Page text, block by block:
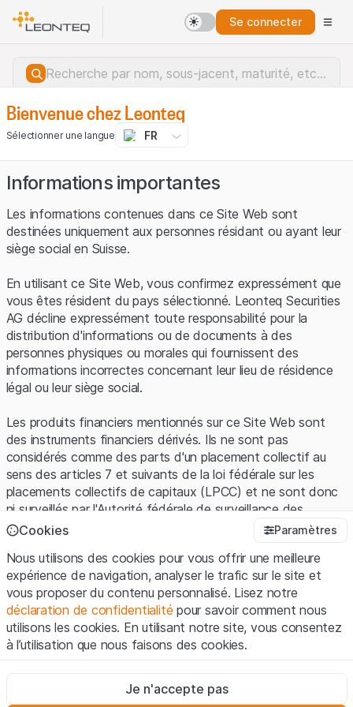
Se connecter
Erreur du serveur.
Bienvenue chez Leonteq
Sélectionner une langue FR
Informations importantes
Les informations contenues dans ce Site Web sont
destinées uniquement aux personnes résidant ou ayant leur
siège social en Suisse.
En utilisant ce Site Web, vous confirmez expressément que
vous êtes résident du pays sélectionné. Leonteq Securities
AG décline expressément toute responsabilité pour la
distribution d'informations ou de documents à des
personnes physiques ou morales qui fournissent des
informations incorrectes concernant leur lieu de résidence
légal ou leur siège social.
Les produits financiers mentionnés sur ce Site Web sont
des instruments financiers dérivés. Ils ne sont pas
considérés comme des parts d'un placement collectif au
sens des articles 7 et suivants de la loi fédérale sur les
placements collectifs de capitaux (LPCC) et ne sont donc
ni surveillés par l'Autorité fédérale de surveillance des
marchés financiers (FINMA) ni enregistrés auprès de la
protection spécifique des investisseurs prévue par la LPCC.
Conditions d'utilisation et informations juridiques
En utilisant le Site Web de Leonteq Securities AG (ci-après
"Site Web"), vous confirmez que vous avez compris et que
vous acceptez les informations juridiques, les notes
vous n'acceptez pas les Conditions d'utilisation, veuillez-
vous abstenir d'utiliser ce Site Web.
Cookies Paramètres
Nous utilisons des cookies pour vous offrir une meilleure
expérience de navigation, analyser le trafic sur le site et
vous proposer du contenu personnalisé. Lisez notre
déclaration de confidentialité pour savoir comment nous
utilisons les cookies. En utilisant notre site, vous consentez
à l’utilisation que nous faisons des cookies.
Ces cookies sont nécessaires au bon fonctionnement du site
Je n'accepte pas